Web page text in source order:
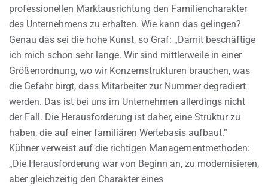
professionellen Marktausrichtung den Familiencharakter
des Unternehmens zu erhalten. Wie kann das gelingen?
Genau das sei die hohe Kunst, so Graf: „Damit beschäftige
ich mich schon sehr lange. Wir sind mittlerweile in einer
Größenordnung, wo wir Konzernstrukturen brauchen, was
die Gefahr birgt, dass Mitarbeiter zur Nummer degradiert
werden. Das ist bei uns im Unternehmen allerdings nicht
der Fall. Die Herausforderung ist daher, eine Struktur zu
haben, die auf einer familiären Wertebasis aufbaut.“
Kühner verweist auf die richtigen Managementmethoden:
„Die Herausforderung war von Beginn an, zu modernisieren,
aber gleichzeitig den Charakter eines